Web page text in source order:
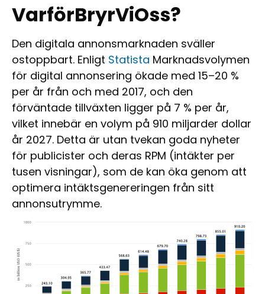
VarförBryrViOss?
Den digitala annonsmarknaden sväller
ostoppbart. Enligt Statista Marknadsvolymen
för digital annonsering ökade med 15–20 %
per år från och med 2017, och den
förväntade tillväxten ligger på 7 % per år,
vilket innebär en volym på 910 miljarder dollar
år 2027. Detta är utan tvekan goda nyheter
för publicister och deras RPM (intäkter per
tusen visningar), som de kan öka genom att
optimera intäktsgenereringen från sitt
annonsutrymme.